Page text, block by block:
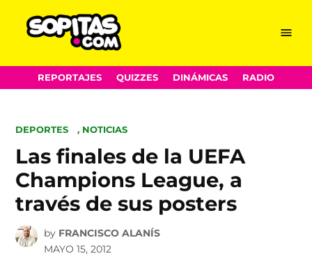
Skip
to
Menu
REPORTAJES QUIZZES DINÁMICAS RADIO
POSTED
DEPORTES , NOTICIAS
Las finales de la UEFA
Champions League, a
través de sus posters
by FRANCISCO ALANÍS
MAYO 15, 2012